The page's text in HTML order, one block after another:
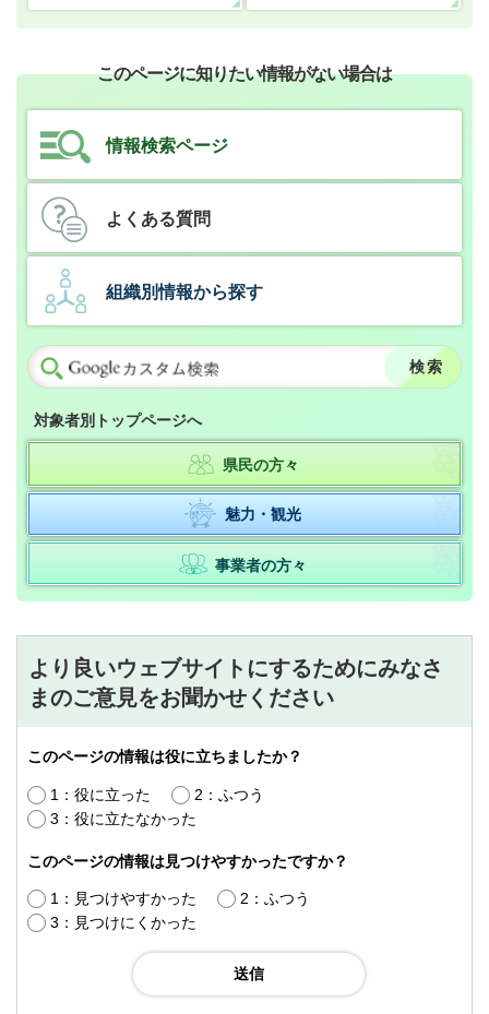
このページに知りたい情報がない場合は
情報検索ページ
よくある質問
組織別情報から探す
対象者別トップページへ
県民の方々
魅力・観光
事業者の方々
より良いウェブサイトにするためにみなさ
まのご意見をお聞かせください
このページの情報は役に立ちましたか？
1：役に立った
2：ふつう
3：役に立たなかった
このページの情報は見つけやすかったですか？
1：見つけやすかった
2：ふつう
3：見つけにくかった